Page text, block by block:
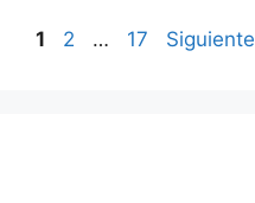
Página
1 Página
2 … Página
17 Siguiente